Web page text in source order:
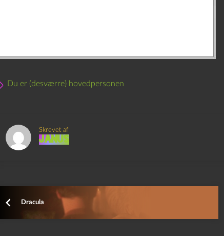
Du er (desværre) hovedpersonen
Skrevet af
Janus
Dracula